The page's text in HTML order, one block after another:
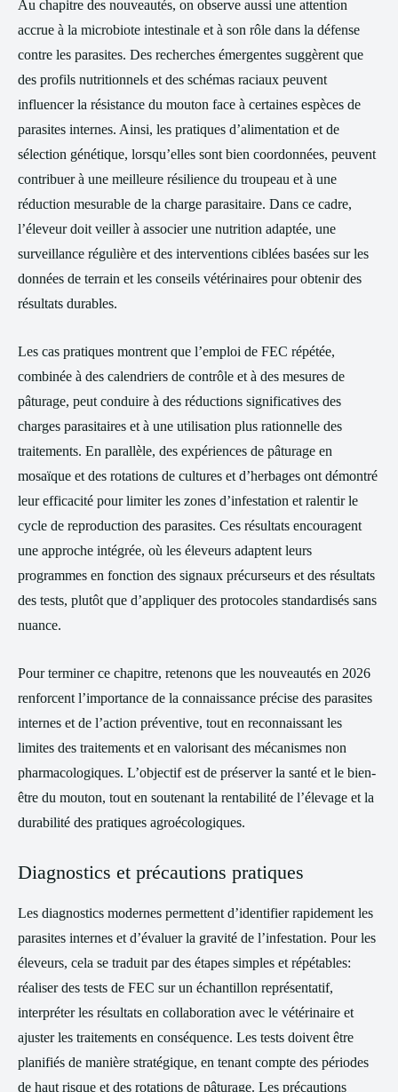
Au chapitre des nouveautés, on observe aussi une attention
accrue à la microbiote intestinale et à son rôle dans la défense
contre les parasites. Des recherches émergentes suggèrent que
des profils nutritionnels et des schémas raciaux peuvent
influencer la résistance du mouton face à certaines espèces de
parasites internes. Ainsi, les pratiques d’alimentation et de
sélection génétique, lorsqu’elles sont bien coordonnées, peuvent
contribuer à une meilleure résilience du troupeau et à une
réduction mesurable de la charge parasitaire. Dans ce cadre,
l’éleveur doit veiller à associer une nutrition adaptée, une
surveillance régulière et des interventions ciblées basées sur les
données de terrain et les conseils vétérinaires pour obtenir des
résultats durables.
Les cas pratiques montrent que l’emploi de FEC répétée,
combinée à des calendriers de contrôle et à des mesures de
pâturage, peut conduire à des réductions significatives des
charges parasitaires et à une utilisation plus rationnelle des
traitements. En parallèle, des expériences de pâturage en
mosaïque et des rotations de cultures et d’herbages ont démontré
leur efficacité pour limiter les zones d’infestation et ralentir le
cycle de reproduction des parasites. Ces résultats encouragent
une approche intégrée, où les éleveurs adaptent leurs
programmes en fonction des signaux précurseurs et des résultats
des tests, plutôt que d’appliquer des protocoles standardisés sans
nuance.
Pour terminer ce chapitre, retenons que les nouveautés en 2026
renforcent l’importance de la connaissance précise des parasites
internes et de l’action préventive, tout en reconnaissant les
limites des traitements et en valorisant des mécanismes non
pharmacologiques. L’objectif est de préserver la santé et le bien-
être du mouton, tout en soutenant la rentabilité de l’élevage et la
durabilité des pratiques agroécologiques.
Diagnostics et précautions pratiques
Les diagnostics modernes permettent d’identifier rapidement les
parasites internes et d’évaluer la gravité de l’infestation. Pour les
éleveurs, cela se traduit par des étapes simples et répétables:
réaliser des tests de FEC sur un échantillon représentatif,
interpréter les résultats en collaboration avec le vétérinaire et
ajuster les traitements en conséquence. Les tests doivent être
planifiés de manière stratégique, en tenant compte des périodes
de haut risque et des rotations de pâturage. Les précautions